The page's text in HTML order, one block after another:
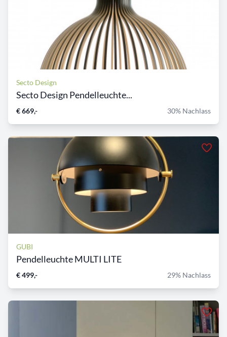
Secto Design
Secto Design Pendelleuchte...
€ 669,- 30% Nachlass
GUBI
Pendelleuchte MULTI LITE
€ 499,- 29% Nachlass